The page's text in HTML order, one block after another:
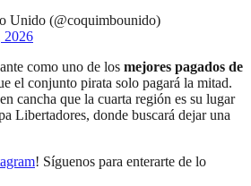
Unido (@coquimbounido)
2026
como uno de los mejores pagados de
el conjunto pirata solo pagará la mitad.
cancha que la cuarta región es su lugar
Libertadores, donde buscará dejar una
! Síguenos para enterarte de lo